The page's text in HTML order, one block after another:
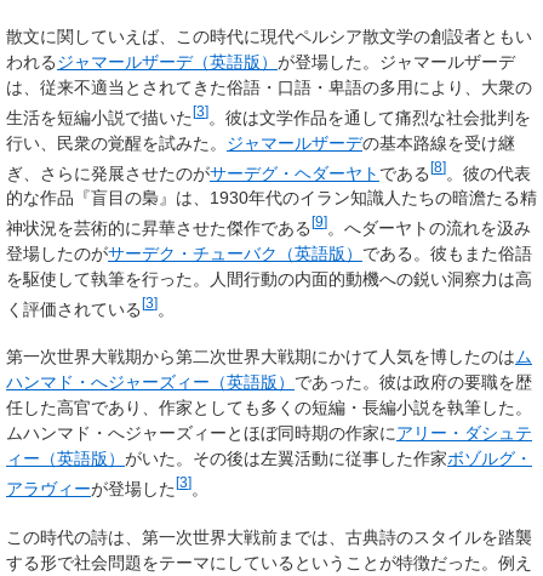
散文に関していえば、この時代に現代ペルシア散文学の創設者ともい
われるジャマールザーデ（英語版） が登場した。ジャマールザーデ
は、従来不適当とされてきた俗語・口語・卑語の多用により、大衆の
生活を短編小説で描いた [3] 。彼は文学作品を通して痛烈な社会批判を
行い、民衆の覚醒を試みた。 ジャマールザーデの基本路線を受け継
ぎ、さらに発展させたのがサーデグ・ヘダーヤト である[8]。彼の代表
的な作品『盲目の梟』は、1930年代のイラン知識人たちの暗澹たる精
神状況を芸術的に昇華させた傑作である [9] 。へダーヤトの流れを汲み
登場したのがサーデク・チューバク （英語版） である。彼もまた俗語
を駆使して執筆を行った。人間行動の内面的動機への鋭い洞察力は高
く評価されている [3] 。
第一次世界大戦期から第二次世界大戦期にかけて人気を博したのはム
ハンマド・へジャーズィー （英語版） であった。彼は政府の要職を歴
任した高官であり、作家としても多くの短編・長編小説を執筆した。
ムハンマド・へジャーズィーとほぼ同時期の作家にアリー・ダシュテ
ィー （英語版） がいた。その後は左翼活動に従事した作家ボゾルグ・
アラヴィーが登場した [3] 。
この時代の詩は、第一次世界大戦前までは、古典詩のスタイルを踏襲
する形で社会問題をテーマにしているということが特徴だった。例え